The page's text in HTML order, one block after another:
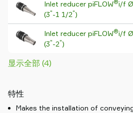
Inlet reducer piFLOW®i/f
(3"-1 1/2")
Inlet reducer piFLOW®i/f
(3"-2")
显示全部 (4)
特性
Makes the installation of